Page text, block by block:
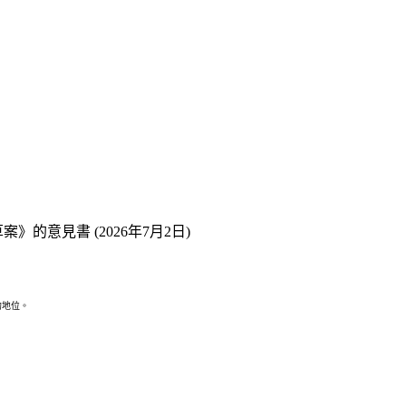
》的意見書 (2026年7月2日)
位。